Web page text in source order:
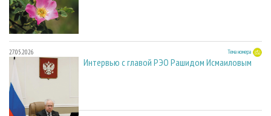
27.05.2026 Тема номера
Интервью с главой РЭО Рашидом Исмаиловым